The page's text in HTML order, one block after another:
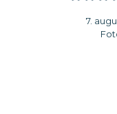
7.